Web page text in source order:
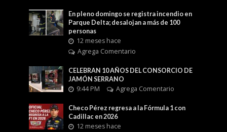
En pleno domingo se registra incendio en
Parque Delta; desalojan a más de 100
personas
12 meses hace
Agrega Comentario
CELEBRAN 10 AÑOS DEL CONSORCIO DE
JAMÓN SERRANO
9:44 PM Agrega Comentario
Checo Pérez regresa a la Fórmula 1 con
Cadillac en 2026
12 meses hace